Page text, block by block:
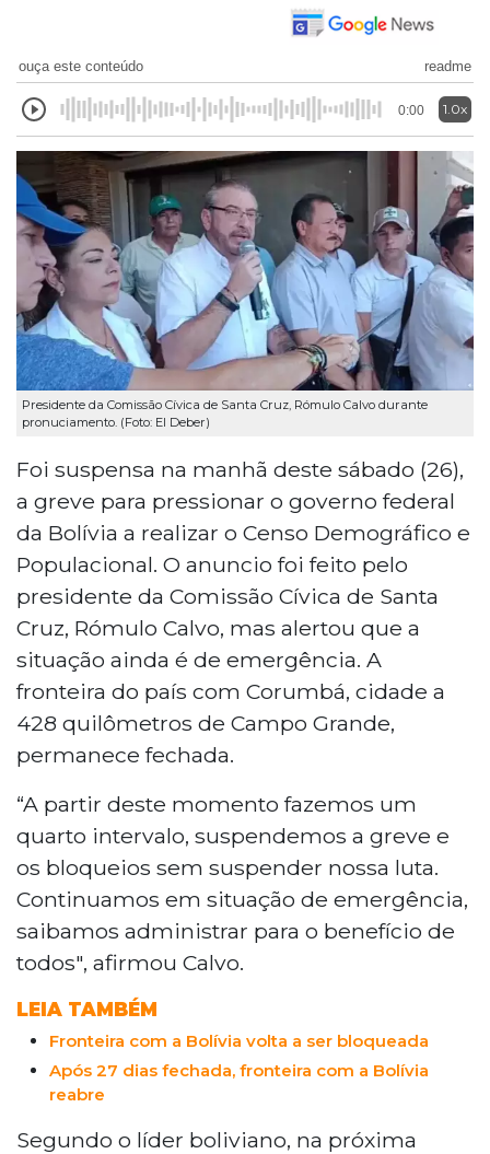
ouça este conteúdo readme
0:00 1.0x
Presidente da Comissão Cívica de Santa Cruz, Rómulo Calvo durante
pronuciamento. (Foto: El Deber)
Foi suspensa na manhã deste sábado (26),
a greve para pressionar o governo federal
da Bolívia a realizar o Censo Demográfico e
Populacional. O anuncio foi feito pelo
presidente da Comissão Cívica de Santa
Cruz, Rómulo Calvo, mas alertou que a
situação ainda é de emergência. A
fronteira do país com Corumbá, cidade a
428 quilômetros de Campo Grande,
permanece fechada.
“A partir deste momento fazemos um
quarto intervalo, suspendemos a greve e
os bloqueios sem suspender nossa luta.
Continuamos em situação de emergência,
saibamos administrar para o benefício de
todos", afirmou Calvo.
LEIA TAMBÉM
Fronteira com a Bolívia volta a ser bloqueada
Após 27 dias fechada, fronteira com a Bolívia
reabre
Segundo o líder boliviano, na próxima